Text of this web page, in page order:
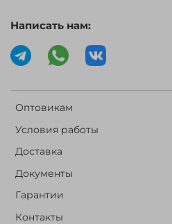
Оптовикам
Условия работы
Доставка
Документы
Гарантии
Контакты
Написать нам: